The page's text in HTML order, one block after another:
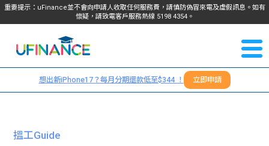
重要提示：uFinance並不會向申請人收取任何服務費，請慎防偽冒來電及虛假訊息。如有
懷疑，請致電客戶服務熱線 5198 4354。
我們
們
＋
想出新iPhone17？每月分期還款低至$344 ！ 立即申請
搵工Guide